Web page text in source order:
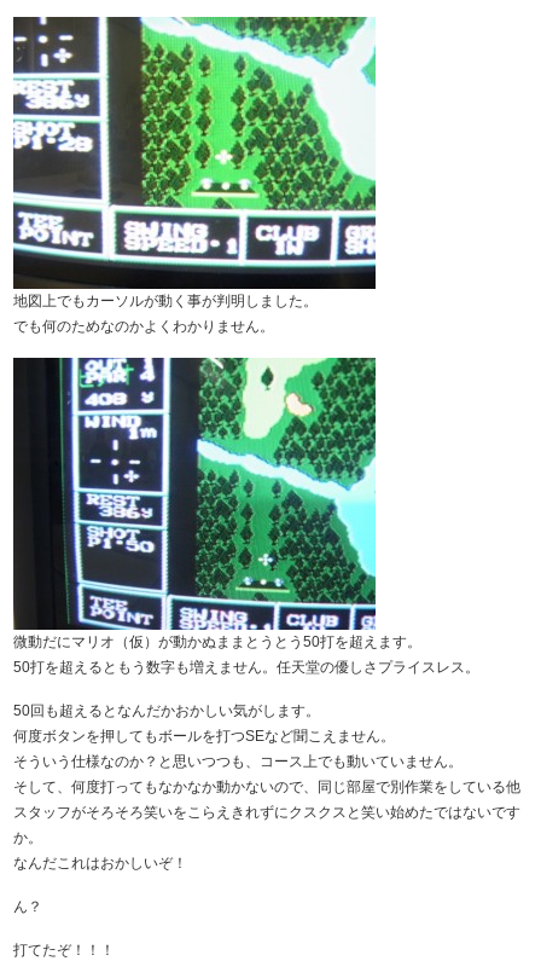
地図上でもカーソルが動く事が判明しました。
でも何のためなのかよくわかりません。
微動だにマリオ（仮）が動かぬままとうとう50打を超えます。
50打を超えるともう数字も増えません。任天堂の優しさプライスレス。
50回も超えるとなんだかおかしい気がします。
何度ボタンを押してもボールを打つSEなど聞こえません。
そういう仕様なのか？と思いつつも、コース上でも動いていません。
そして、何度打ってもなかなか動かないので、同じ部屋で別作業をしている他
スタッフがそろそろ笑いをこらえきれずにクスクスと笑い始めたではないです
か。
なんだこれはおかしいぞ！
ん？
打てたぞ！！！